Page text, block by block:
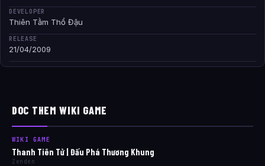
DEVELOPER
Thiên Tằm Thổ Đậu
RELEASE
21/04/2009
DOC THEM WIKI GAME
WIKI GAME
Thanh Tiên Tử | Đấu Phá Thương Khung
Zenden